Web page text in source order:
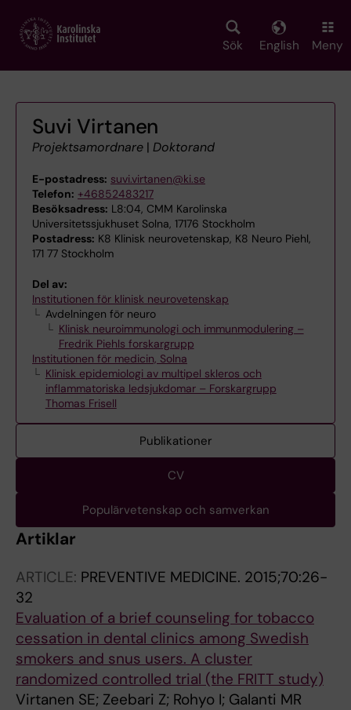
main
Sök English Meny
Suvi Virtanen
Projektsamordnare | Doktorand
E-postadress: suvi.virtanen@ki.se
Telefon: +46852483217
Besöksadress: L8:04, CMM Karolinska
Universitetssjukhuset Solna, 17176 Stockholm
Postadress: K8 Klinisk neurovetenskap, K8 Neuro Piehl,
171 77 Stockholm
Del av:
Institutionen för klinisk neurovetenskap
Avdelningen för neuro
Klinisk neuroimmunologi och immunmodulering –
Fredrik Piehls forskargrupp
Institutionen för medicin, Solna
Klinisk epidemiologi av multipel skleros och
inflammatoriska ledsjukdomar – Forskargrupp
Thomas Frisell
Publikationer
CV
Populärvetenskap och samverkan
Artiklar
ARTICLE: PREVENTIVE MEDICINE. 2015;70:26-
32
Evaluation of a brief counseling for tobacco
cessation in dental clinics among Swedish
smokers and snus users. A cluster
randomized controlled trial (the FRITT study)
Virtanen SE; Zeebari Z; Rohyo I; Galanti MR